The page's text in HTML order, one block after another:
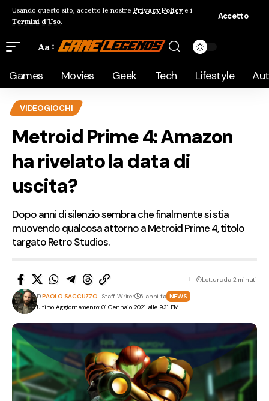
Usando questo sito, accetto le nostre Privacy Policye i
Termini d'Uso.
Accetto
Aa
Games Movies Geek Tech Lifestyle
VIDEOGIOCHI
Metroid Prime 4: Amazon
ha rivelato la data di
uscita?
Dopo anni di silenzio sembra che finalmente si stia
muovendo qualcosa attorno a Metroid Prime 4, titolo
targato Retro Studios.
Ultimo Aggiornamento: 01 Gennaio 2021 alle 9:31 PM
DiPAOLO SACCUZZO- Staff Writer 6 anni fa NEWS
Lettura da 2 minuti